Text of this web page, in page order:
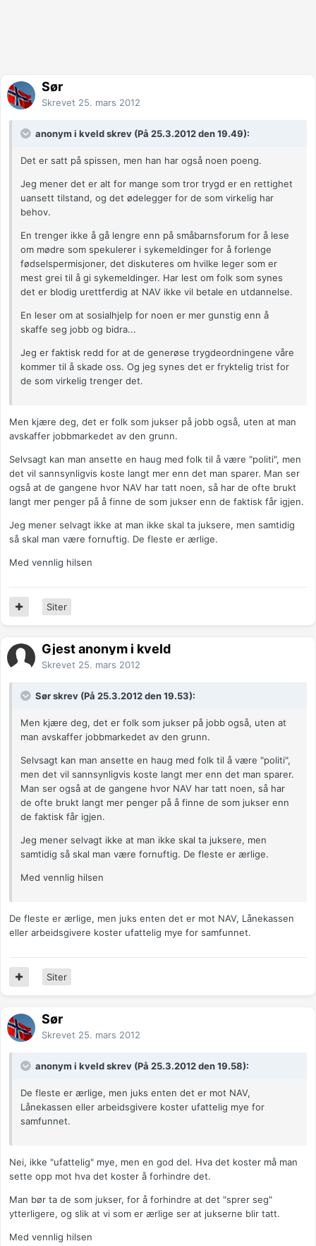
Sør
Skrevet 25. mars 2012
anonym i kveld skrev (På 25.3.2012 den 19.49):
Det er satt på spissen, men han har også noen poeng.
Jeg mener det er alt for mange som tror trygd er en rettighet
uansett tilstand, og det ødelegger for de som virkelig har
behov.
En trenger ikke å gå lengre enn på småbarnsforum for å lese
om mødre som spekulerer i sykemeldinger for å forlenge
fødselspermisjoner, det diskuteres om hvilke leger som er
mest grei til å gi sykemeldinger. Har lest om folk som synes
det er blodig urettferdig at NAV ikke vil betale en utdannelse.
En leser om at sosialhjelp for noen er mer gunstig enn å
skaffe seg jobb og bidra...
Jeg er faktisk redd for at de generøse trygdeordningene våre
kommer til å skade oss. Og jeg synes det er fryktelig trist for
de som virkelig trenger det.
Men kjære deg, det er folk som jukser på jobb også, uten at man
avskaffer jobbmarkedet av den grunn.
Selvsagt kan man ansette en haug med folk til å være "politi", men
det vil sannsynligvis koste langt mer enn det man sparer. Man ser
også at de gangene hvor NAV har tatt noen, så har de ofte brukt
langt mer penger på å finne de som jukser enn de faktisk får igjen.
Jeg mener selvagt ikke at man ikke skal ta juksere, men samtidig
så skal man være fornuftig. De fleste er ærlige.
Med vennlig hilsen
Siter
Gjest anonym i kveld
Skrevet 25. mars 2012
Sør skrev (På 25.3.2012 den 19.53):
Men kjære deg, det er folk som jukser på jobb også, uten at
man avskaffer jobbmarkedet av den grunn.
Selvsagt kan man ansette en haug med folk til å være "politi",
men det vil sannsynligvis koste langt mer enn det man sparer.
Man ser også at de gangene hvor NAV har tatt noen, så har
de ofte brukt langt mer penger på å finne de som jukser enn
de faktisk får igjen.
Jeg mener selvagt ikke at man ikke skal ta juksere, men
samtidig så skal man være fornuftig. De fleste er ærlige.
Med vennlig hilsen
De fleste er ærlige, men juks enten det er mot NAV, Lånekassen
eller arbeidsgivere koster ufattelig mye for samfunnet.
Siter
Sør
Skrevet 25. mars 2012
anonym i kveld skrev (På 25.3.2012 den 19.58):
De fleste er ærlige, men juks enten det er mot NAV,
Lånekassen eller arbeidsgivere koster ufattelig mye for
samfunnet.
Nei, ikke "ufattelig" mye, men en god del. Hva det koster må man
sette opp mot hva det koster å forhindre det.
Man bør ta de som jukser, for å forhindre at det "sprer seg"
ytterligere, og slik at vi som er ærlige ser at jukserne blir tatt.
Med vennlig hilsen